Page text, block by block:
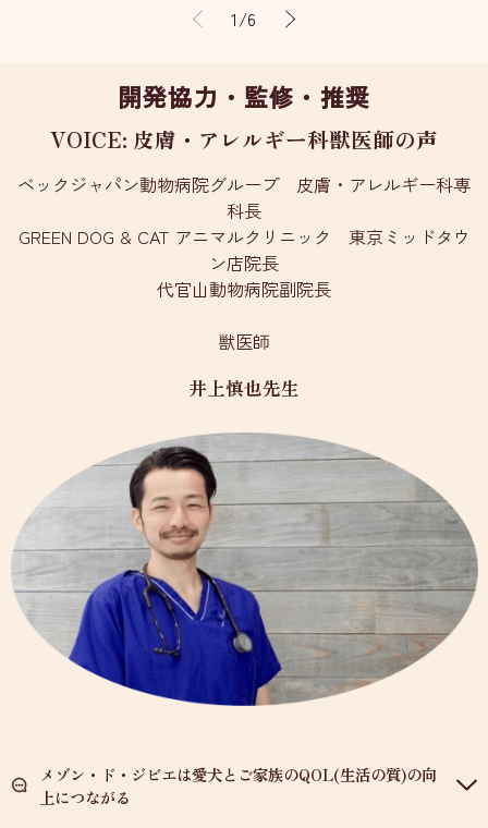
1/の
6
開発協力・監修・推奨
VOICE: 皮膚・アレルギー科獣医師の声
ベックジャパン動物病院グループ 皮膚・アレルギー科専
科長
GREEN DOG & CAT アニマルクリニック 東京ミッドタウ
ン店院長
代官山動物病院副院長
獣医師
井上慎也先生
メゾン・ド・ジビエは愛犬とご家族のQOL(生活の質)の向
上につながる